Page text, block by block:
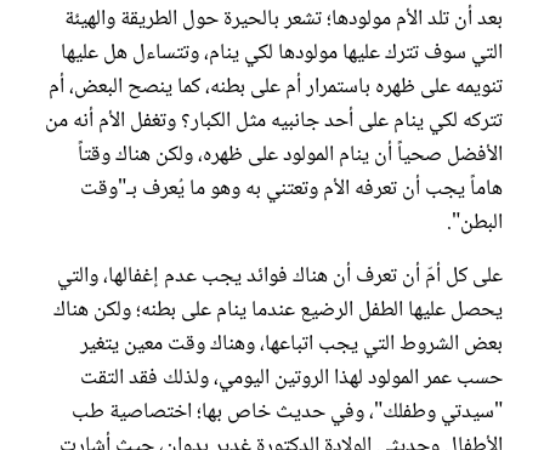
بعد أن تلد الأم مولودها؛ تشعر بالحيرة حول الطريقة والهيئة
التي سوف تترك عليها مولودها لكي ينام، وتتساءل هل عليها
تنويمه على ظهره باستمرار أم على بطنه، كما ينصح البعض، أم
تتركه لكي ينام على أحد جانبيه مثل الكبار؟ وتغفل الأم أنه من
الأفضل صحياً أن ينام المولود على ظهره، ولكن هناك وقتاً
هاماً يجب أن تعرفه الأم وتعتني به وهو ما يُعرف بـ"وقت
البطن".
على كل أمّ أن تعرف أن هناك فوائد يجب عدم إغفالها، والتي
يحصل عليها الطفل الرضيع عندما ينام على بطنه؛ ولكن هناك
بعض الشروط التي يجب اتباعها، وهناك وقت معين يتغير
حسب عمر المولود لهذا الروتين اليومي، ولذلك فقد التقت
"سيدتي وطفلك"، وفي حديث خاص بها؛ اختصاصية طب
مجلة سيدتي